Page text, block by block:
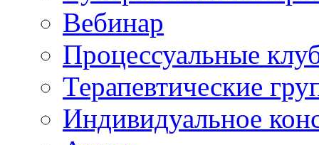
Вебинар
Процессуальные
Терапевтические
Индивидуальное